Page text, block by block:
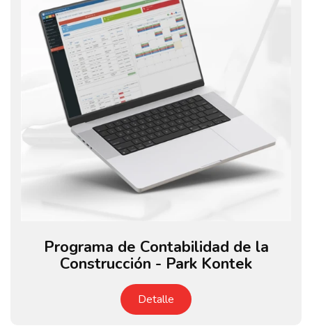
Programa de Contabilidad de la
Construcción - Park Kontek
Detalle